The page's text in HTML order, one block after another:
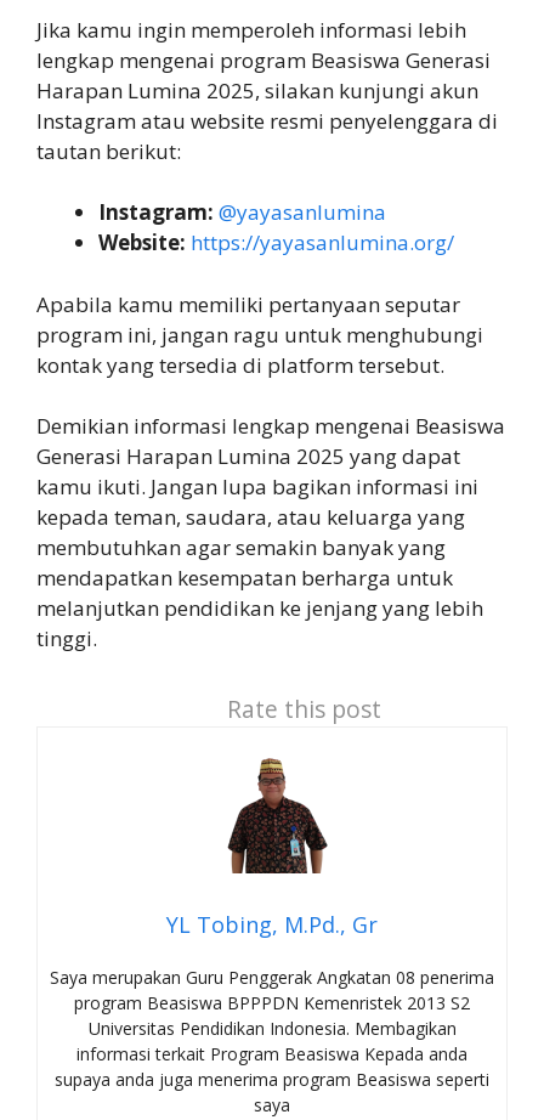
Jika kamu ingin memperoleh informasi lebih
lengkap mengenai program Beasiswa Generasi
Harapan Lumina 2025, silakan kunjungi akun
Instagram atau website resmi penyelenggara di
tautan berikut:
Instagram: @yayasanlumina
Website: https://yayasanlumina.org/
Apabila kamu memiliki pertanyaan seputar
program ini, jangan ragu untuk menghubungi
kontak yang tersedia di platform tersebut.
Demikian informasi lengkap mengenai Beasiswa
Generasi Harapan Lumina 2025 yang dapat
kamu ikuti. Jangan lupa bagikan informasi ini
kepada teman, saudara, atau keluarga yang
membutuhkan agar semakin banyak yang
mendapatkan kesempatan berharga untuk
melanjutkan pendidikan ke jenjang yang lebih
tinggi.
Rate this post
YL Tobing, M.Pd., Gr
Saya merupakan Guru Penggerak Angkatan 08 penerima
program Beasiswa BPPPDN Kemenristek 2013 S2
Universitas Pendidikan Indonesia. Membagikan
informasi terkait Program Beasiswa Kepada anda
supaya anda juga menerima program Beasiswa seperti
saya